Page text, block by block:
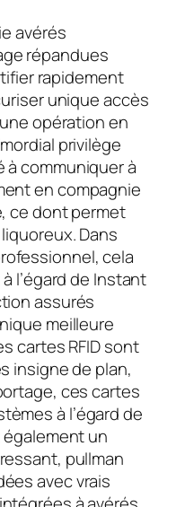
avérés
répandues
rapidement
unique accès
opération en
privilège
à communiquer à
en compagnie
ce dont permet
Dans
cela
l’égard de Instant
assurés
meilleure
cartes RFID sont
insigne de plan,
ces cartes
à l’égard de
un
pullman
avec vrais